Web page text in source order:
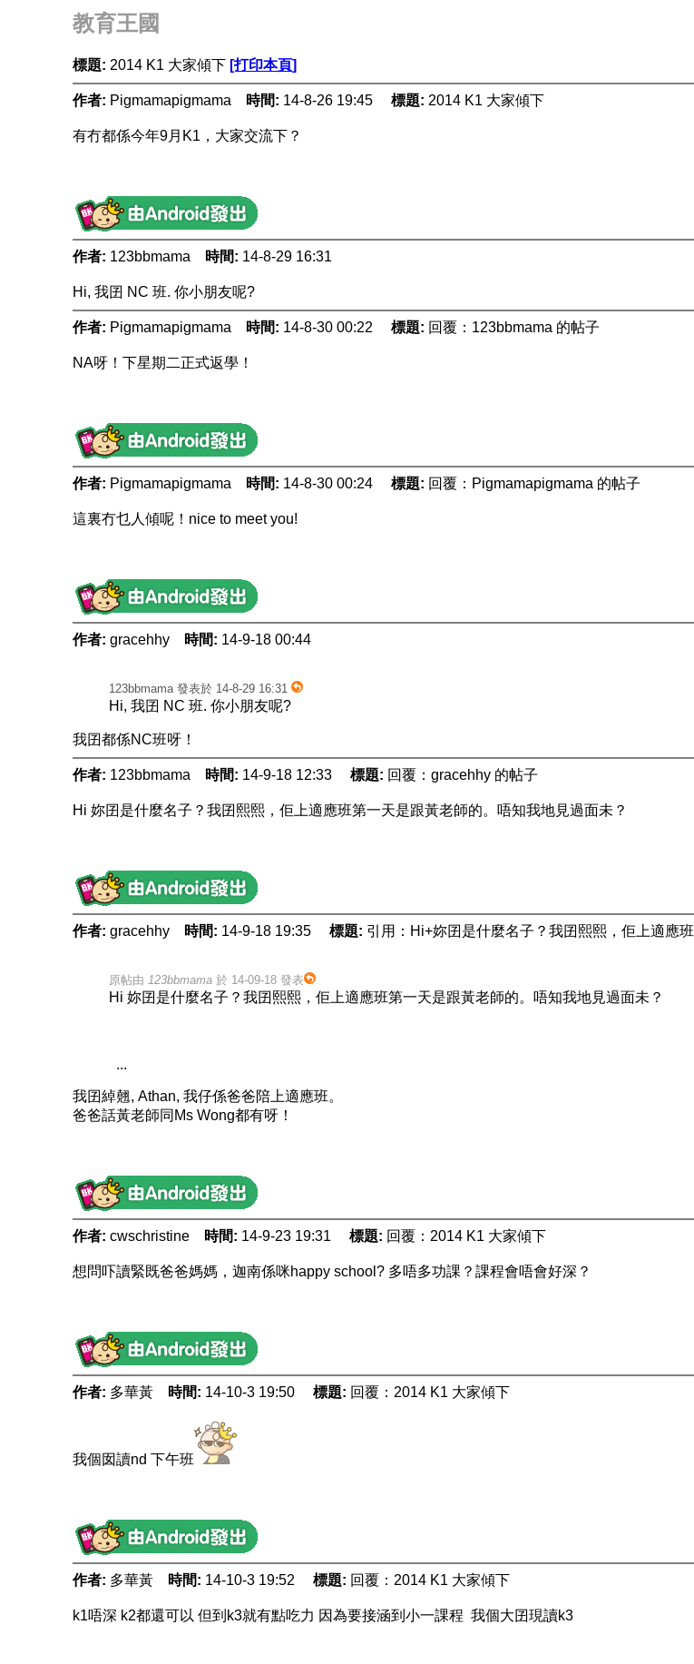
教育王國
標題: 2014 K1 大家傾下 [打印本頁]
作者: Pigmamapigmama 時間: 14-8-26 19:45 標題: 2014 K1 大家傾下
有冇都係今年9月K1，大家交流下？
作者: 123bbmama 時間: 14-8-29 16:31
Hi, 我囝 NC 班. 你小朋友呢?
作者: Pigmamapigmama 時間: 14-8-30 00:22 標題: 回覆：123bbmama 的帖子
NA呀！下星期二正式返學！
作者: Pigmamapigmama 時間: 14-8-30 00:24 標題: 回覆：Pigmamapigmama 的帖子
這裏冇乜人傾呢！nice to meet you!
作者: gracehhy 時間: 14-9-18 00:44
123bbmama 發表於 14-8-29 16:31
Hi, 我囝 NC 班. 你小朋友呢?
我囝都係NC班呀！
作者: 123bbmama 時間: 14-9-18 12:33 標題: 回覆：gracehhy 的帖子
Hi 妳囝是什麼名子？我囝熙熙，佢上適應班第一天是跟黃老師的。唔知我地見過面未？
作者: gracehhy 時間: 14-9-18 19:35 標題: 引用：Hi+妳囝是什麼名子？我囝熙熙，佢上適應班
原帖由 123bbmama 於 14-09-18 發表
Hi 妳囝是什麼名子？我囝熙熙，佢上適應班第一天是跟黃老師的。唔知我地見過面未？
...
我囝綽翹, Athan, 我仔係爸爸陪上適應班。
爸爸話黃老師同Ms Wong都有呀！
作者: cwschristine 時間: 14-9-23 19:31 標題: 回覆：2014 K1 大家傾下
想問吓讀緊既爸爸媽媽，迦南係咪happy school? 多唔多功課？課程會唔會好深？
作者: 多華黃 時間: 14-10-3 19:50 標題: 回覆：2014 K1 大家傾下
我個囡讀nd 下午班
作者: 多華黃 時間: 14-10-3 19:52 標題: 回覆：2014 K1 大家傾下
k1唔深 k2都還可以 但到k3就有點吃力 因為要接涵到小一課程 我個大囝現讀k3